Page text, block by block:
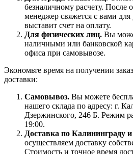
безналичному расчету. После
менеджер свяжется с вами
выставит счет на оплату.
Для физических лиц. Вы
наличными или банковской
офиса при самовывозе.
Экономьте время на получении
доставки:
Самовывоз. Вы можете
нашего склада по адресу: г.
Дзержинского, 246 Б. Режим
19:00.
Доставка по Калининграду и
осуществляем доставку
Стоимость и точное время